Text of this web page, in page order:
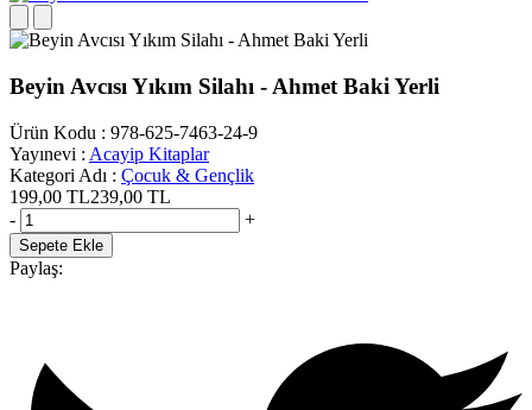
Beyin Avcısı Yıkım Silahı - Ahmet Baki Yerli
Ürün Kodu : 978-625-7463-24-9
Yayınevi : Acayip Kitaplar
Kategori Adı : Çocuk & Gençlik
199,00 TL239,00 TL
-
+
Sepete Ekle
Paylaş: